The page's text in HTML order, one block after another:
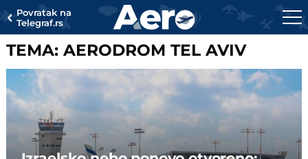
Povratak na
Telegraf.rs
TEMA: AERODROM TEL AVIV